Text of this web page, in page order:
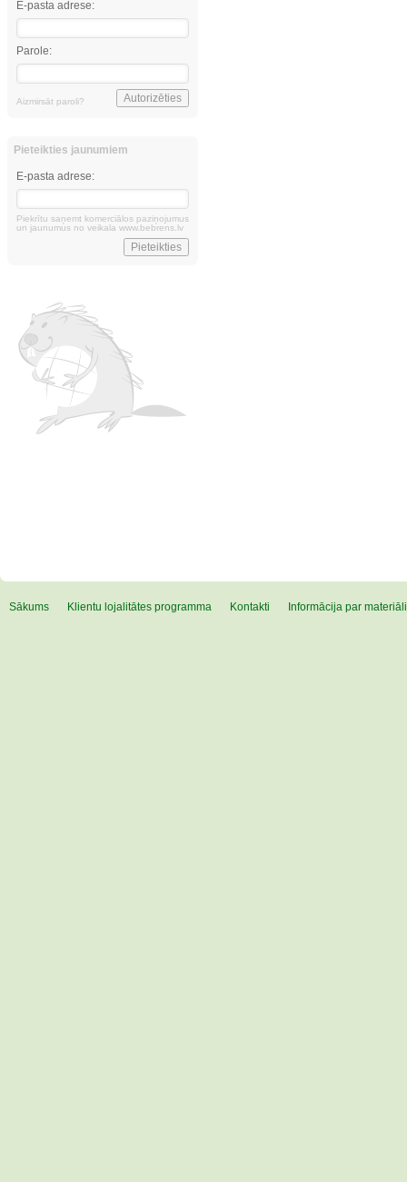
E-pasta adrese:
Parole:
Aizmirsāt paroli?
Pieteikties jaunumiem
E-pasta adrese:
Piekrītu saņemt komerciālos paziņojumus
un jaunumus no veikala www.bebrens.lv
Sākums Klientu lojalitātes programma Kontakti Informācija par